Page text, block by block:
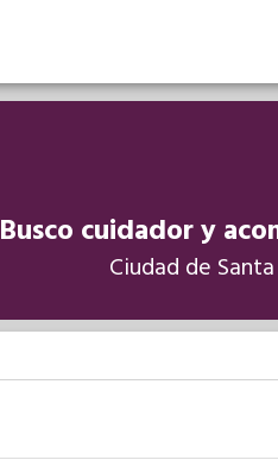
Busco cuidador y
Ciudad de